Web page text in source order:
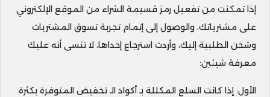
إذا تمكنت من تفعيل رمز قسيمة الشراء من الموقع الإلكتروني
على مشترياتك، والوصول إلى إتمام تجربة تسوق المشتريات
وشحن الطلبية إليك، وأردت استرجاع إحداها، لا تنسى أنه عليك
معرفة شيئين:
الأول: إذا كانت السلع المكللة بـ أكواد الـ تخفيض المتوفرة بكثرة